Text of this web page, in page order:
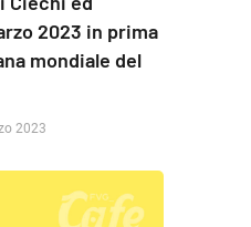
2023 in prima
mondiale del
2023